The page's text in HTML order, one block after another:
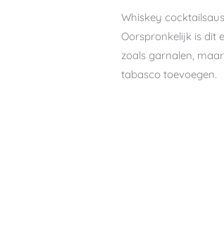
Whiskey
Oorspronkelijk is dit
zoals garnalen,
tabasco toevoegen.